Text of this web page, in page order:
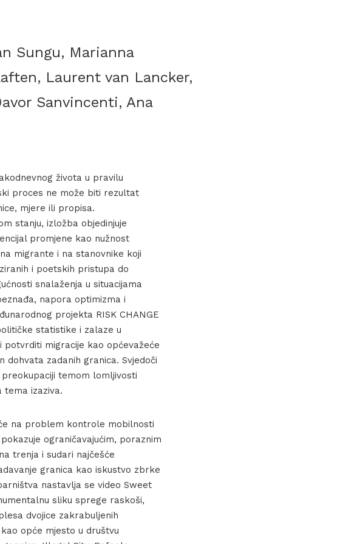
Sungu, Marianna
Laurent van Lancker,
Sanvincenti, Ana
života u pravilu
proces ne može biti rezultat
mjere ili propisa.
stanju, izložba objedinjuje
promjene kao nužnost
migrante i na stanovnike koji
i poetskih pristupa do
snalaženja u situacijama
napora optimizma i
projekta RISK CHANGE
statistike i zalaze u
potvrditi migracije kao općevažeće
dohvata zadanih granica. Svjedoči
temom lomljivosti
tema izaziva.
na problem kontrole mobilnosti
ograničavajućim, poraznim
trenja i sudari najčešće
granica kao iskustvo zbrke
nastavlja se video Sweet
sliku sprege raskoši,
dvojice zakrabuljenih
opće mjesto u društvu